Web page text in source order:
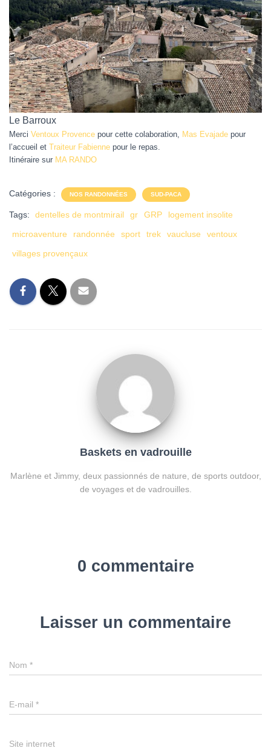
Le Barroux
Merci Ventoux Provence pour cette colaboration, Mas Evajade pour
l’accueil et Traiteur Fabienne pour le repas.
Itinéraire sur MA RANDO
Catégories : NOS RANDONNÉES SUD-PACA
Tags: dentelles de montmirail gr GRP
logement insolite
microaventure
randonnée sport trek vaucluse
ventoux
villages provençaux
Baskets en vadrouille
Marlène et Jimmy, deux passionnés de nature, de sports outdoor,
de voyages et de vadrouilles.
0 commentaire
Laisser un commentaire
Nom *
E-mail *
Site internet